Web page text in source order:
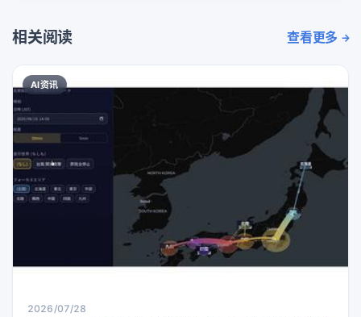
相关阅读 查看更多
AI资讯
2026/07/28